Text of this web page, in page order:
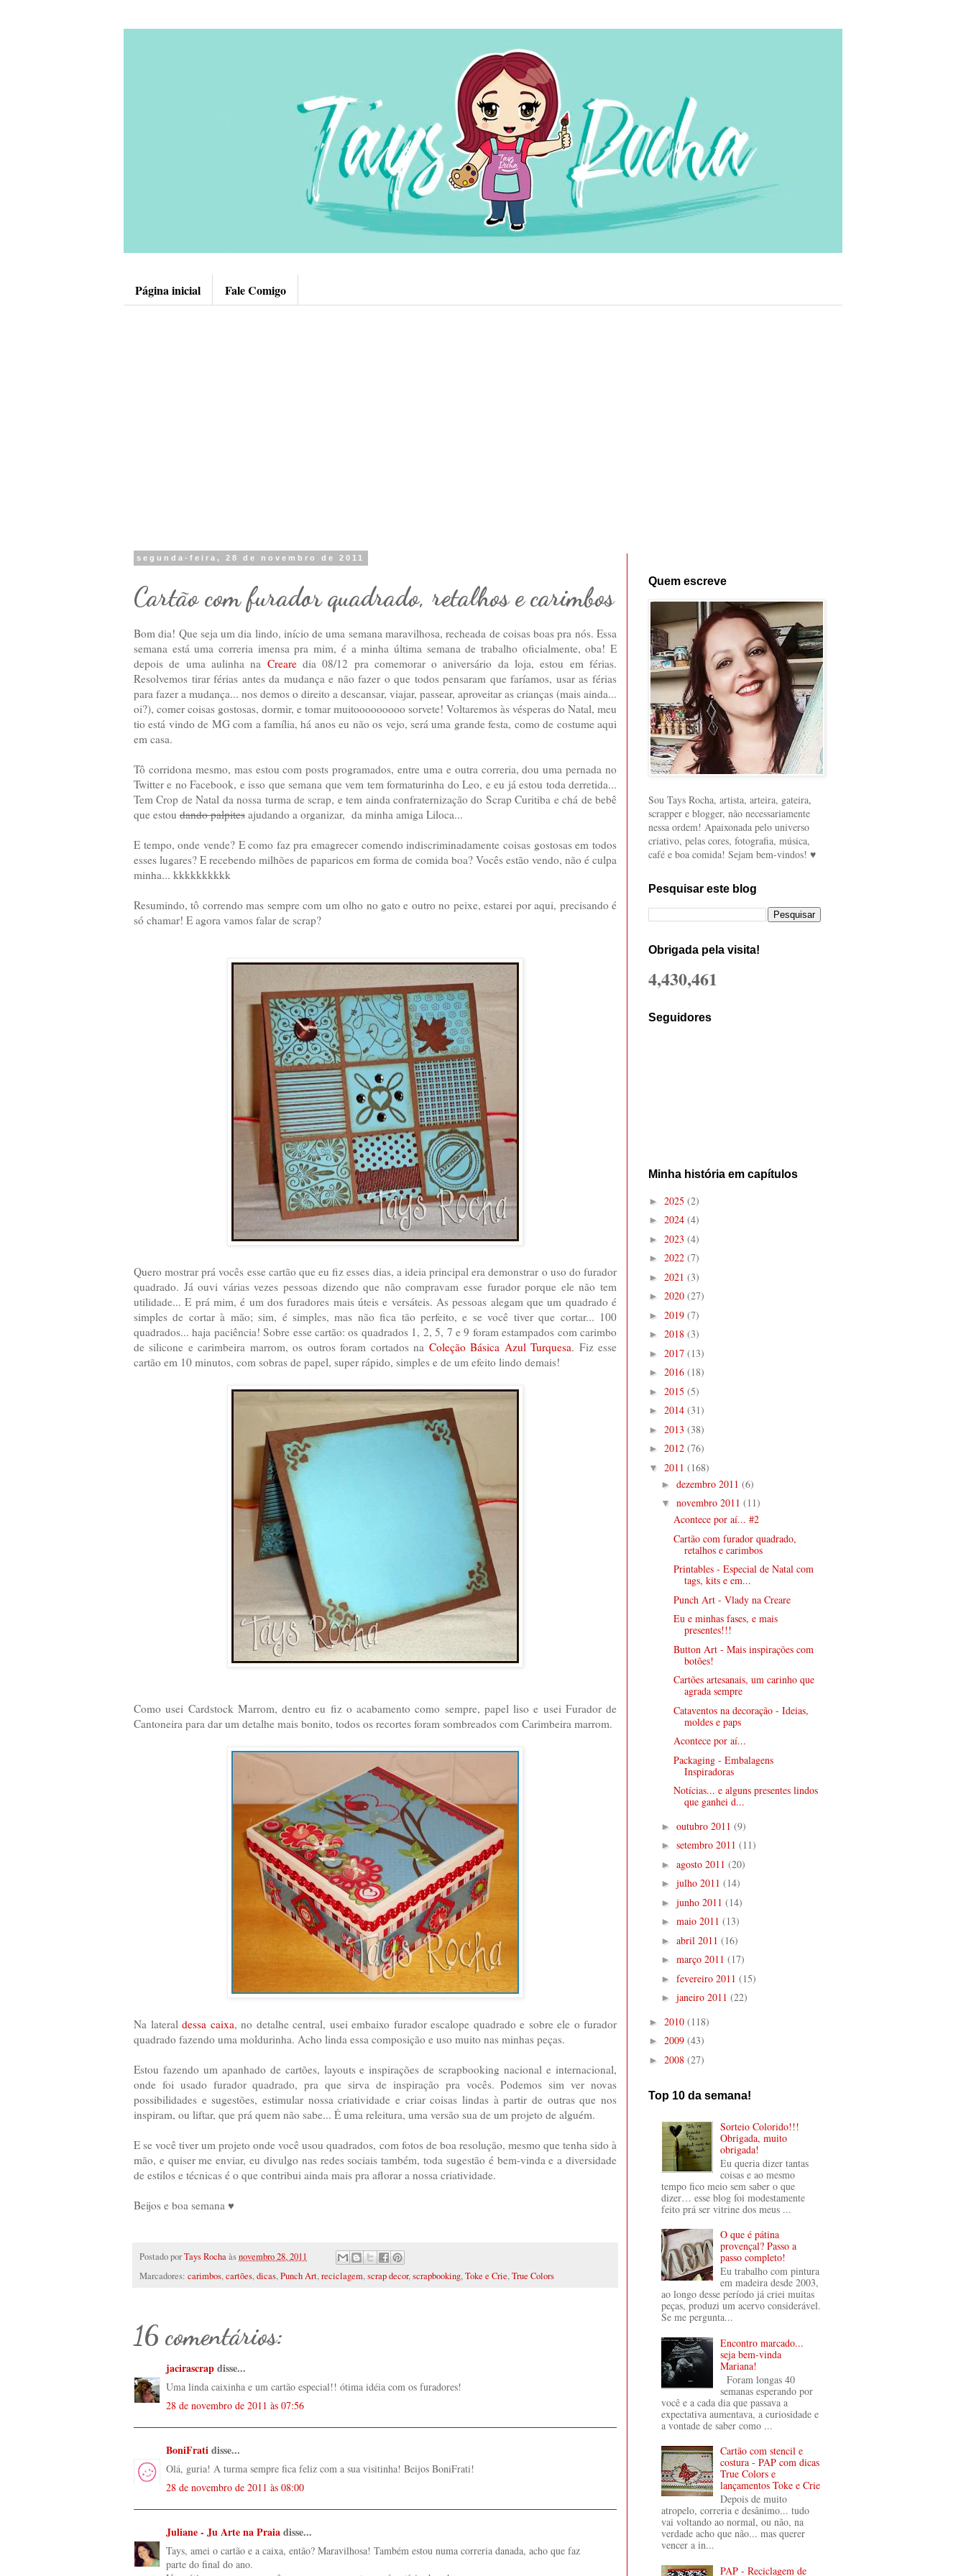
Página inicial Fale Comigo
segunda-feira, 28 de novembro de 2011
Cartão com furador quadrado, retalhos e carimbos
Bom dia! Que seja um dia lindo, início de uma semana maravilhosa, recheada de coisas boas pra nós. Essa
semana está uma correria imensa pra mim, é a minha última semana de trabalho oficialmente, oba! E
depois de uma aulinha na Crearedia 08/12 pra comemorar o aniversário da loja, estou em férias.
Resolvemos tirar férias antes da mudança e não fazer o que todos pensaram que faríamos, usar as férias
para fazer a mudança... nos demos o direito a descansar, viajar, passear, aproveitar as crianças (mais ainda...
oi?), comer coisas gostosas, dormir, e tomar muitooooooooo sorvete! Voltaremos às vésperas do Natal, meu
tio está vindo de MG com a família, há anos eu não os vejo, será uma grande festa, como de costume aqui
em casa.
Tô corridona mesmo, mas estou com posts programados, entre uma e outra correria, dou uma pernada no
Twitter e no Facebook, e isso que semana que vem tem formaturinha do Leo, e eu já estou toda derretida...
Tem Crop de Natal da nossa turma de scrap, e tem ainda confraternização do Scrap Curitiba e chá de bebê
que estou dando palpites ajudando a organizar, da minha amiga Liloca...
E tempo, onde vende? E como faz pra emagrecer comendo indiscriminadamente coisas gostosas em todos
esses lugares? E recebendo milhões de paparicos em forma de comida boa? Vocês estão vendo, não é culpa
minha... kkkkkkkkkk
Resumindo, tô correndo mas sempre com um olho no gato e outro no peixe, estarei por aqui, precisando é
só chamar! E agora vamos falar de scrap?
Quero mostrar prá vocês esse cartão que eu fiz esses dias, a ideia principal era demonstrar o uso do furador
quadrado. Já ouvi várias vezes pessoas dizendo que não compravam esse furador porque ele não tem
utilidade... E prá mim, é um dos furadores mais úteis e versáteis. As pessoas alegam que um quadrado é
simples de cortar à mão; sim, é simples, mas não fica tão perfeito, e se você tiver que cortar... 100
quadrados... haja paciência! Sobre esse cartão: os quadrados 1, 2, 5, 7 e 9 foram estampados com carimbo
de silicone e carimbeira marrom, os outros foram cortados na Coleção Básica Azul Turquesa. Fiz esse
cartão em 10 minutos, com sobras de papel, super rápido, simples e de um efeito lindo demais!
Como usei Cardstock Marrom, dentro eu fiz o acabamento como sempre, papel liso e usei Furador de
Cantoneira para dar um detalhe mais bonito, todos os recortes foram sombreados com Carimbeira marrom.
Na lateral dessa caixa, no detalhe central, usei embaixo furador escalope quadrado e sobre ele o furador
quadrado fazendo uma moldurinha. Acho linda essa composição e uso muito nas minhas peças.
Estou fazendo um apanhado de cartões, layouts e inspirações de scrapbooking nacional e internacional,
onde foi usado furador quadrado, pra que sirva de inspiração pra vocês. Podemos sim ver novas
possibilidades e sugestões, estimular nossa criatividade e criar coisas lindas à partir de outras que nos
inspiram, ou liftar, que prá quem não sabe... É uma releitura, uma versão sua de um projeto de alguém.
E se você tiver um projeto onde você usou quadrados, com fotos de boa resolução, mesmo que tenha sido à
mão, e quiser me enviar, eu divulgo nas redes sociais também, toda sugestão é bem-vinda e a diversidade
de estilos e técnicas é o que contribui ainda mais pra aflorar a nossa criatividade.
Beijos e boa semana ♥
Postado porTays Rochaàsnovembro 28, 2011
Marcadores: carimbos,cartões,dicas,Punch Art,reciclagem,scrap decor,scrapbooking,Toke e Crie,True Colors
16 comentários:
jacirascrapdisse...
Uma linda caixinha e um cartão especial!! ótima idéia com os furadores!
28 de novembro de 2011 às 07:56
BoniFratidisse...
Olá, guria! A turma sempre fica feliz com a sua visitinha! Beijos BoniFrati!
28 de novembro de 2011 às 08:00
Juliane - Ju Arte na Praiadisse...
Tays, amei o cartão e a caixa, então? Maravilhosa! Também estou numa correria danada, acho que faz
parte do final do ano.
Quem escreve
Sou Tays Rocha, artista, arteira, gateira,
scrapper e blogger, não necessariamente
nessa ordem! Apaixonada pelo universo
criativo, pelas cores, fotografia, música,
café e boa comida! Sejam bem-vindos! ♥
Pesquisar este blog
Obrigada pela visita!
4,430,461
Seguidores
Minha história em capítulos
► 2025 (2)
► 2024 (4)
► 2023 (4)
► 2022 (7)
► 2021 (3)
► 2020 (27)
► 2019 (7)
► 2018 (3)
► 2017 (13)
► 2016 (18)
► 2015 (5)
► 2014 (31)
► 2013 (38)
► 2012 (76)
▼ 2011 (168)
► dezembro 2011 (6)
▼ novembro 2011 (11)
Acontece por aí... #2
Cartão com furador quadrado,
retalhos e carimbos
Printables - Especial de Natal com
tags, kits e em...
Punch Art - Vlady na Creare
Eu e minhas fases, e mais
presentes!!!
Button Art - Mais inspirações com
botões!
Cartões artesanais, um carinho que
agrada sempre
Cataventos na decoração - Ideias,
moldes e paps
Acontece por aí...
Packaging - Embalagens
Inspiradoras
Notícias... e alguns presentes lindos
que ganhei d...
► outubro 2011 (9)
► setembro 2011 (11)
► agosto 2011 (20)
► julho 2011 (14)
► junho 2011 (14)
► maio 2011 (13)
► abril 2011 (16)
► março 2011 (17)
► fevereiro 2011 (15)
► janeiro 2011 (22)
► 2010 (118)
► 2009 (43)
► 2008 (27)
Top 10 da semana!
Sorteio Colorido!!!
Obrigada, muito
obrigada!
Eu queria dizer tantas
coisas e ao mesmo
tempo fico meio sem saber o que
dizer… esse blog foi modestamente
feito prá ser vitrine dos meus ...
O que é pátina
provençal? Passo a
passo completo!
Eu trabalho com pintura
em madeira desde 2003,
ao longo desse período já criei muitas
peças, produzi um acervo considerável.
Se me pergunta...
Encontro marcado...
seja bem-vinda
Mariana!
Foram longas 40
semanas esperando por
você e a cada dia que passava a
expectativa aumentava, a curiosidade e
a vontade de saber como ...
Cartão com stencil e
costura - PAP com dicas
True Colors e
lançamentos Toke e Crie
Depois de muito
atropelo, correria e desânimo... tudo
vai voltando ao normal, ou não, na
verdade acho que não... mas querer
vencer a in...
PAP - Reciclagem de